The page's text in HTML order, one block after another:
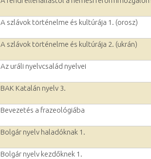
A szlávok történelme és kultúrája 1. (orosz)
A szlávok történelme és kultúrája 2. (ukrán)
Az uráli nyelvcsalád nyelvei
BAK Katalán nyelv 3.
Bevezetés a frazeológiába
Bolgár nyelv haladóknak 1.
Bolgár nyelv kezdőknek 1.